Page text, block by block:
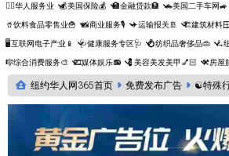
🤵‍♀️华人服务业 💰美国保险💰 🏦金融贷款🏦 🚗美国二手车网🚙
🥤饮料食品零售业🍟 📸商业服务🎙️ ✈️运输报关🚢 🏗️建筑材料🪟
🖥️互联网电子产业📱 🩺健康服务专区🩺 💍纺织品奢侈品👜 🛴
🎼综合消费服务🎨 🎞️媒体娱乐📻 💈美容美发美甲💅🏻 ⚒️房屋
纽约华人网365首页 免费发布广告 ☯️特殊